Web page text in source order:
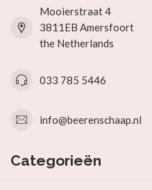
Mooierstraat 4
3811EB Amersfoort
the Netherlands
033 785 5446
info@beerenschaap.nl
Categorieën